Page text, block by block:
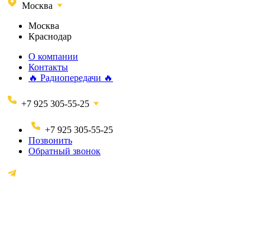
Москва
Москва
Краснодар
О компании
Контакты
🔥 Радиопередачи 🔥
+7 925 305-55-25
+7 925 305-55-25
Позвонить
Обратный звонок